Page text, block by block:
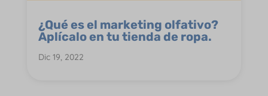
¿Qué es el marketing olfativo?
Aplícalo en tu tienda de ropa.
Dic 19, 2022